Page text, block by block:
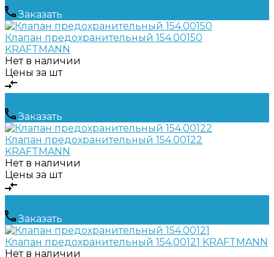
Заказать
Клапан предохранительный 154.00150
KRAFTMANN
Нет в наличии
Цены за шт
Заказать
Клапан предохранительный 154.00122
KRAFTMANN
Нет в наличии
Цены за шт
Заказать
Клапан предохранительный 154.00121 KRAFTMANN
Нет в наличии